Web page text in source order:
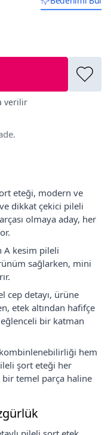
verilir
eteği, modern ve
dikkat çekici pileli
olmaya aday, her
A kesim pileli
sağlarken, mini
cep detayı, ürüne
etek altından hafifçe
bir katman
hem
şort eteği her
temel parça haline